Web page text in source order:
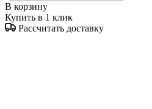
В корзину
Купить в 1 клик
Рассчитать доставку